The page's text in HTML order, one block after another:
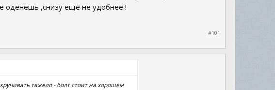
оденешь ,снизу ещё не удобнее !
#101
тяжело - болт стоит на хорошем